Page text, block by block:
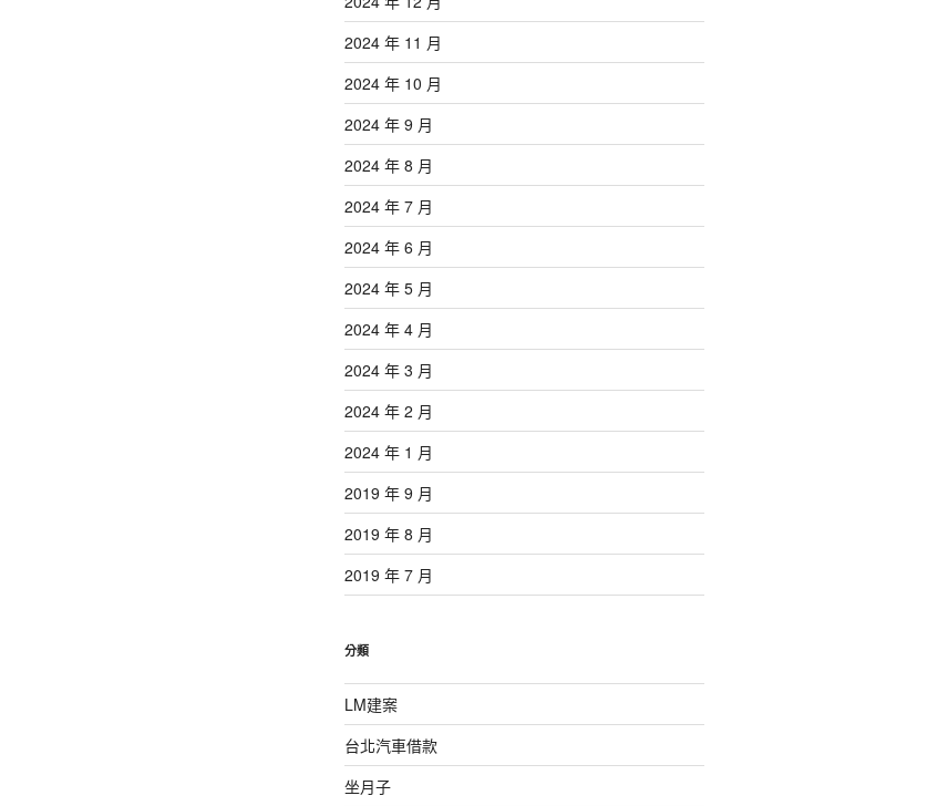
2024 年 11 月
2024 年 10 月
2024 年 9 月
2024 年 8 月
2024 年 7 月
2024 年 6 月
2024 年 5 月
2024 年 4 月
2024 年 3 月
2024 年 2 月
2024 年 1 月
2019 年 9 月
2019 年 8 月
2019 年 7 月
分類
LM建案
台北汽車借款
坐月子